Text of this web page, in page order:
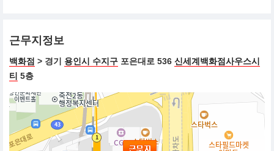
근무지정보
백화점 > 경기 용인시 수지구 포은대로 536 신세계백화점사우스시
티 5층